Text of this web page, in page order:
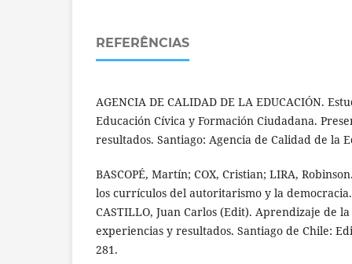
REFERÊNCIAS
AGENCIA DE CALIDAD DE LA EDUCACIÓN.
Educación Cívica y Formación Ciudadana.
resultados. Santiago: Agencia de Calidad de la
BASCOPÉ, Martín; COX, Cristian; LIRA,
los currículos del autoritarismo y la
CASTILLO, Juan Carlos (Edit). Aprendizaje de
experiencias y resultados. Santiago de Chile:
281.